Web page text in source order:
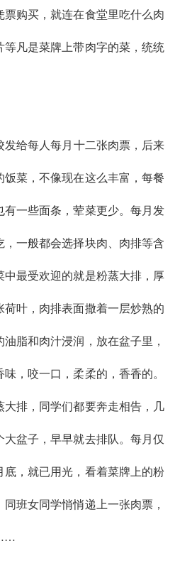
票购买，就连在食堂里吃什么肉
等凡是菜牌上带肉字的菜，统统
给每人每月十二张肉票，后来
菜，不像现在这么丰富，每餐
一些面条，荤菜更少。每月发
一般都会选择块肉、肉排等含
中最受欢迎的就是粉蒸大排，厚
荷叶，肉排表面撒着一层炒熟的
脂和肉汁浸润，放在盆子里，
，咬一口，柔柔的，香香的。
排，同学们都要奔走相告，几
盆子，早早就去排队。每月仅
，就已用光，看着菜牌上的粉
班女同学悄悄递上一张肉票，